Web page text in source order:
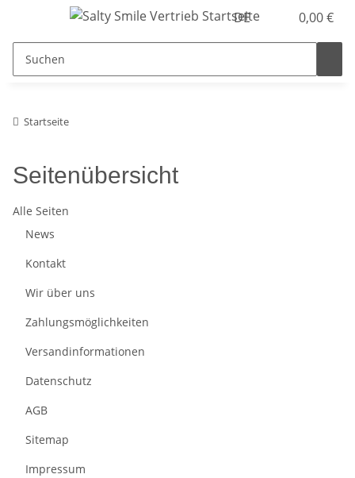
DE 0,00 €
Startseite
Seitenübersicht
Alle Seiten
News
Kontakt
Wir über uns
Zahlungsmöglichkeiten
Versandinformationen
Datenschutz
AGB
Sitemap
Impressum